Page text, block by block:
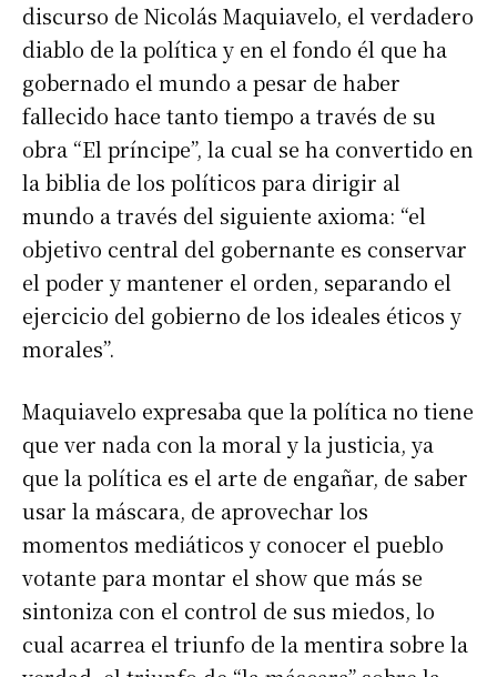
discurso de Nicolás Maquiavelo, el verdadero
diablo de la política y en el fondo él que ha
gobernado el mundo a pesar de haber
fallecido hace tanto tiempo a través de su
obra “El príncipe”, la cual se ha convertido en
la biblia de los políticos para dirigir al
mundo a través del siguiente axioma: “el
objetivo central del gobernante es conservar
el poder y mantener el orden, separando el
ejercicio del gobierno de los ideales éticos y
morales”.
Maquiavelo expresaba que la política no tiene
que ver nada con la moral y la justicia, ya
que la política es el arte de engañar, de saber
usar la máscara, de aprovechar los
momentos mediáticos y conocer el pueblo
votante para montar el show que más se
sintoniza con el control de sus miedos, lo
cual acarrea el triunfo de la mentira sobre la